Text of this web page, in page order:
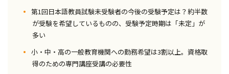
第1回日本語教員試験未受験者の今後の受験予定は？約半数
が受験を希望しているものの、受験予定時期は「未定」が
多い
小・中・高の一般教育機関への勤務希望は3割以上。資格取
得のための専門講座受講の必要性